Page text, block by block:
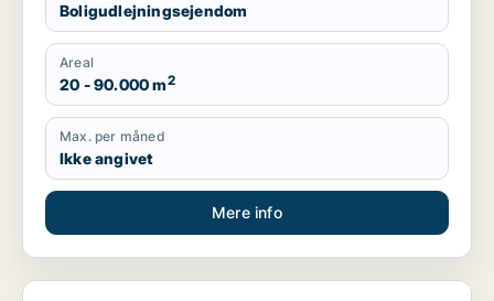
Boligudlejningsejendom
Areal
20 - 90.000 m2
Max. per måned
Ikke angivet
Mere info